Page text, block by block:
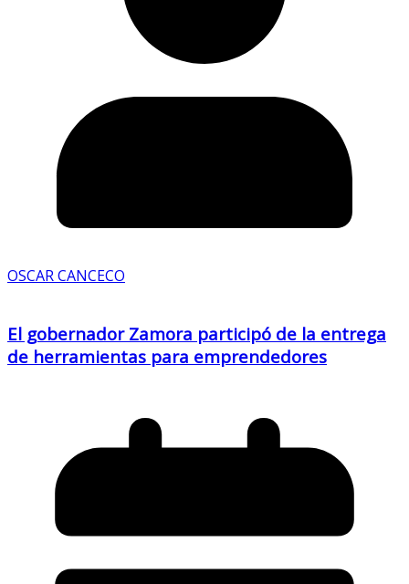
OSCAR CANCECO
El gobernador Zamora participó de la entrega
de herramientas para emprendedores